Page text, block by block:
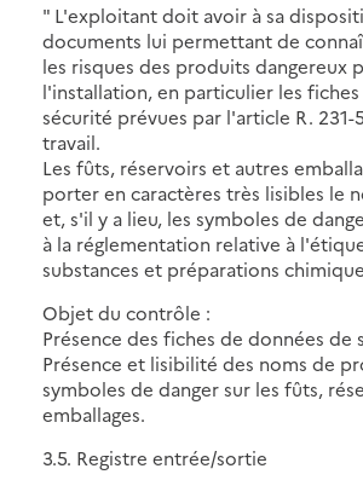
" L'exploitant doit avoir à sa
documents lui permettant de
les risques des produits dangereux
l'installation, en particulier les
sécurité prévues par l'article R. 231-
travail.
Les fûts, réservoirs et autres
porter en caractères très lisibles le
et, s'il y a lieu, les symboles de
à la réglementation relative à
substances et préparations
Objet du contrôle :
Présence des fiches de données de
Présence et lisibilité des noms de
symboles de danger sur les fûts,
emballages.
3.5. Registre entrée/sortie